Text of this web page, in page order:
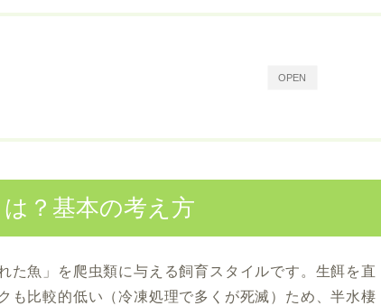
OPEN
？基本の考え方
た魚」を爬虫類に与える飼育スタイルです。生餌を直
も比較的低い（冷凍処理で多くが死滅）ため、半水棲